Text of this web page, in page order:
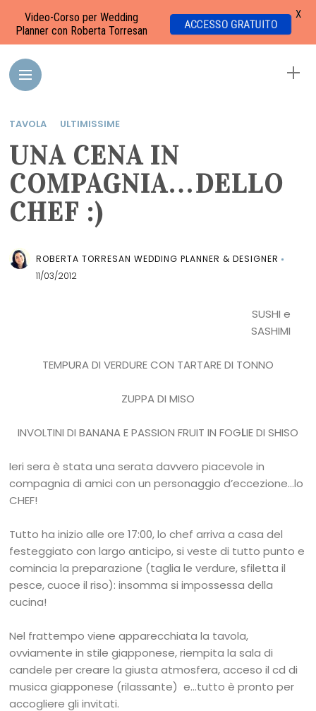
TAVOLA ULTIMISSIME
UNA CENA IN
COMPAGNIA…DELLO
CHEF :)
ROBERTA TORRESAN WEDDING PLANNER & DESIGNER
11/03/2012
SUSHI e
SASHIMI
TEMPURA DI VERDURE CON TARTARE DI TONNO
ZUPPA DI MISO
INVOLTINI DI BANANA E PASSION FRUIT IN FOGLIE DI SHISO
Ieri sera è stata una serata davvero piacevole in
compagnia di amici con un personaggio d’eccezione…lo
CHEF!
Tutto ha inizio alle ore 17:00, lo chef arriva a casa del
festeggiato con largo anticipo, si veste di tutto punto e
comincia la preparazione (taglia le verdure, sfiletta il
pesce, cuoce il riso): insomma si impossessa della
cucina!
Nel frattempo viene apparecchiata la tavola,
ovviamente in stile giapponese, riempita la sala di
candele per creare la giusta atmosfera, acceso il cd di
musica giapponese (rilassante) e…tutto è pronto per
accogliere gli invitati.
Video-Corso per Wedding
Planner con Roberta Torresan
ACCESSO GRATUITO
X